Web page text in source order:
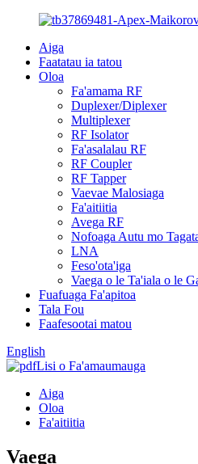
Aiga
Faatatau ia tatou
Oloa
Fa'amama RF
Duplexer/Diplexer
Multiplexer
RF Isolator
Fa'asalalau RF
RF Coupler
RF Tapper
Vaevae Malosiaga
Fa'aitiitia
Avega RF
Nofoaga Autu mo
LNA
Feso'ota'iga
Vaega o le Ta'iala o le
Fuafuaga Fa'apitoa
Tala Fou
Faafesootai matou
English
Lisi o Fa'amaumauga
Aiga
Oloa
Fa'aitiitia
Vaega